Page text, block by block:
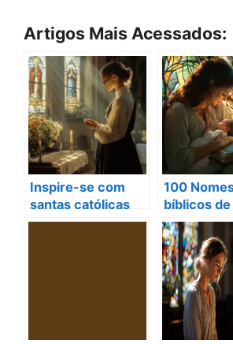
Artigos Mais Acessados:
Inspire-se com
santas católicas
nomes que
100
bíblicos de
menina: